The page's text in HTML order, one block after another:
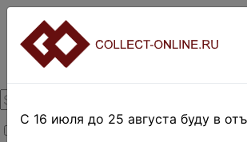
Товары со скидкой
С 16 июля до 25 августа буду в